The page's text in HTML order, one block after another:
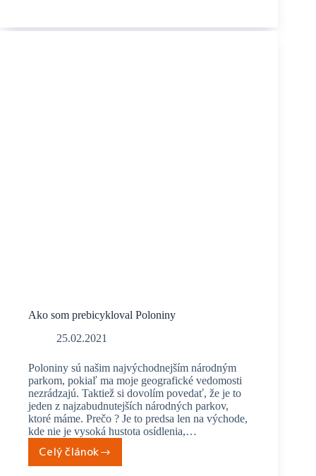
Ako som prebicykloval Poloniny
25.02.2021
Poloniny sú našim najvýchodnejším národným
parkom, pokiaľ ma moje geografické vedomosti
nezrádzajú. Taktiež si dovolím povedať, že je to
jeden z najzabudnutejších národných parkov,
ktoré máme. Prečo ? Je to predsa len na východe,
kde nie je vysoká hustota osídlenia,…
Celý článok
Ako